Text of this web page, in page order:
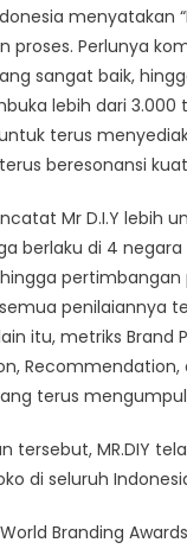
Movers
Perlunya
sangat baik,
lebih dari 3.000
terus
beresonansi
Mr D.I.Y lebih
berlaku di 4 negara
penilaiannya
itu, metriks
terus
tersebut, MR.DIY
di seluruh
Branding